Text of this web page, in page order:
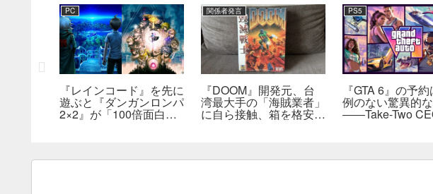
PC
『レインコード』を先に
遊ぶと『ダンガンロンパ
2×2』が「100倍面白く
関係者発言
『DOOM』開発元、台
湾最大手の「海賊業者」
に自ら接触、箱を格安で
PS5
『GTA 6』の予
例のない驚異的な
――Take-Two